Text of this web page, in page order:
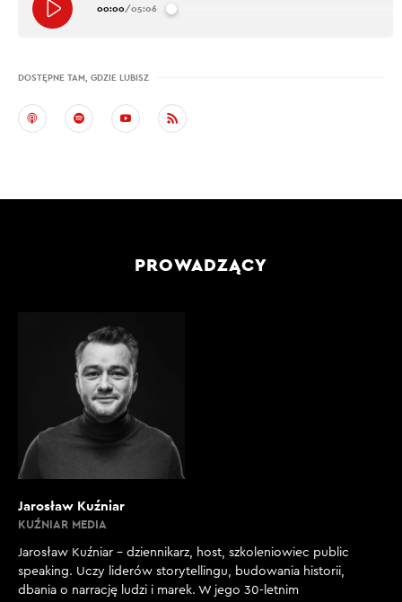
00:00/05:06
DOSTĘPNE TAM, GDZIE LUBISZ
PROWADZĄCY
Jarosław Kuźniar
KUŹNIAR MEDIA
Jarosław Kuźniar – dziennikarz, host, szkoleniowiec public
speaking. Uczy liderów storytellingu, budowania historii,
dbania o narrację ludzi i marek. W jego 30-letnim